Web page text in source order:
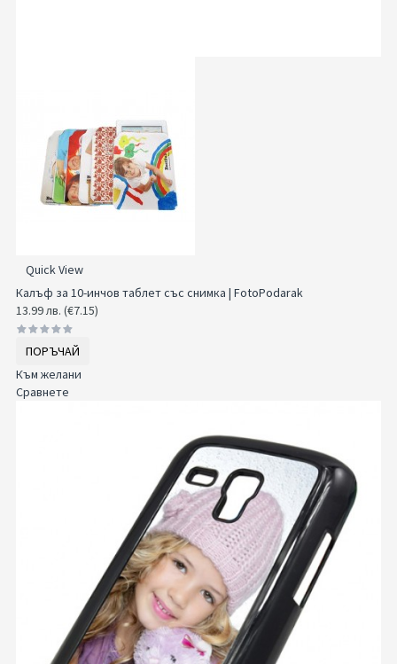
Quick View
Калъф за 10-инчов таблет със снимка | FotoPodarak
13.99 лв. (€7.15)
ПОРЪЧАЙ
Към желани
Сравнете